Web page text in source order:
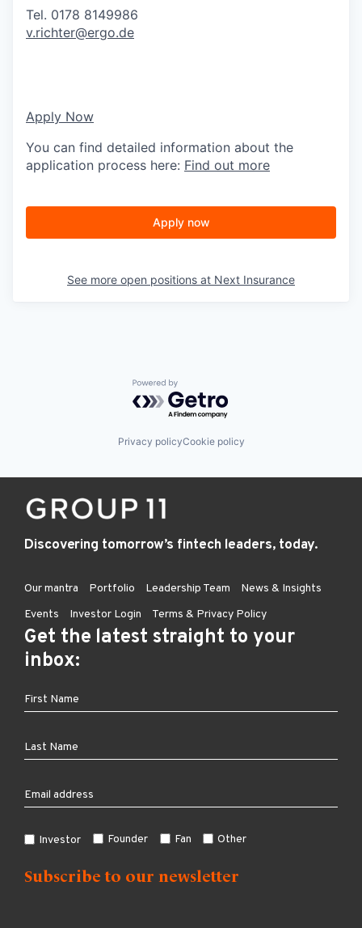
Tel. 0178 8149986
v.richter@ergo.de
Apply Now
You can find detailed information about the
application process here: Find out more
Apply now
See more open positions at Next Insurance
Powered by Getro.com
Privacy policyCookie policy
Discovering tomorrow’s fintech leaders, today.
Our mantra Portfolio Leadership Team
News & Insights
Events
Investor Login Terms & Privacy Policy
Get the latest straight to your
inbox:
Investor Founder Fan Other